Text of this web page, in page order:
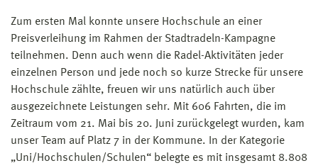
Zum ersten Mal konnte unsere Hochschule an einer
Preisverleihung im Rahmen der Stadtradeln-Kampagne
teilnehmen. Denn auch wenn die Radel-Aktivitäten jeder
einzelnen Person und jede noch so kurze Strecke für unsere
Hochschule zählte, freuen wir uns natürlich auch über
ausgezeichnete Leistungen sehr. Mit 606 Fahrten, die im
Zeitraum vom 21. Mai bis 20. Juni zurückgelegt wurden, kam
unser Team auf Platz 7 in der Kommune. In der Kategorie
„Uni/Hochschulen/Schulen“ belegte es mit insgesamt 8.808